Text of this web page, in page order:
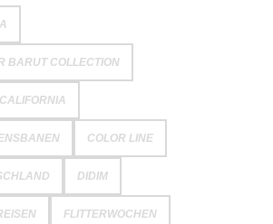
BARUT COLLECTION
COLOR LINE
DIDIM
FLITTERWOCHEN